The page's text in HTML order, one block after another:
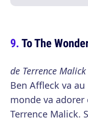
To The
de Terrence Malick
Ben Affleck va
monde va adorer
Terrence Malick.